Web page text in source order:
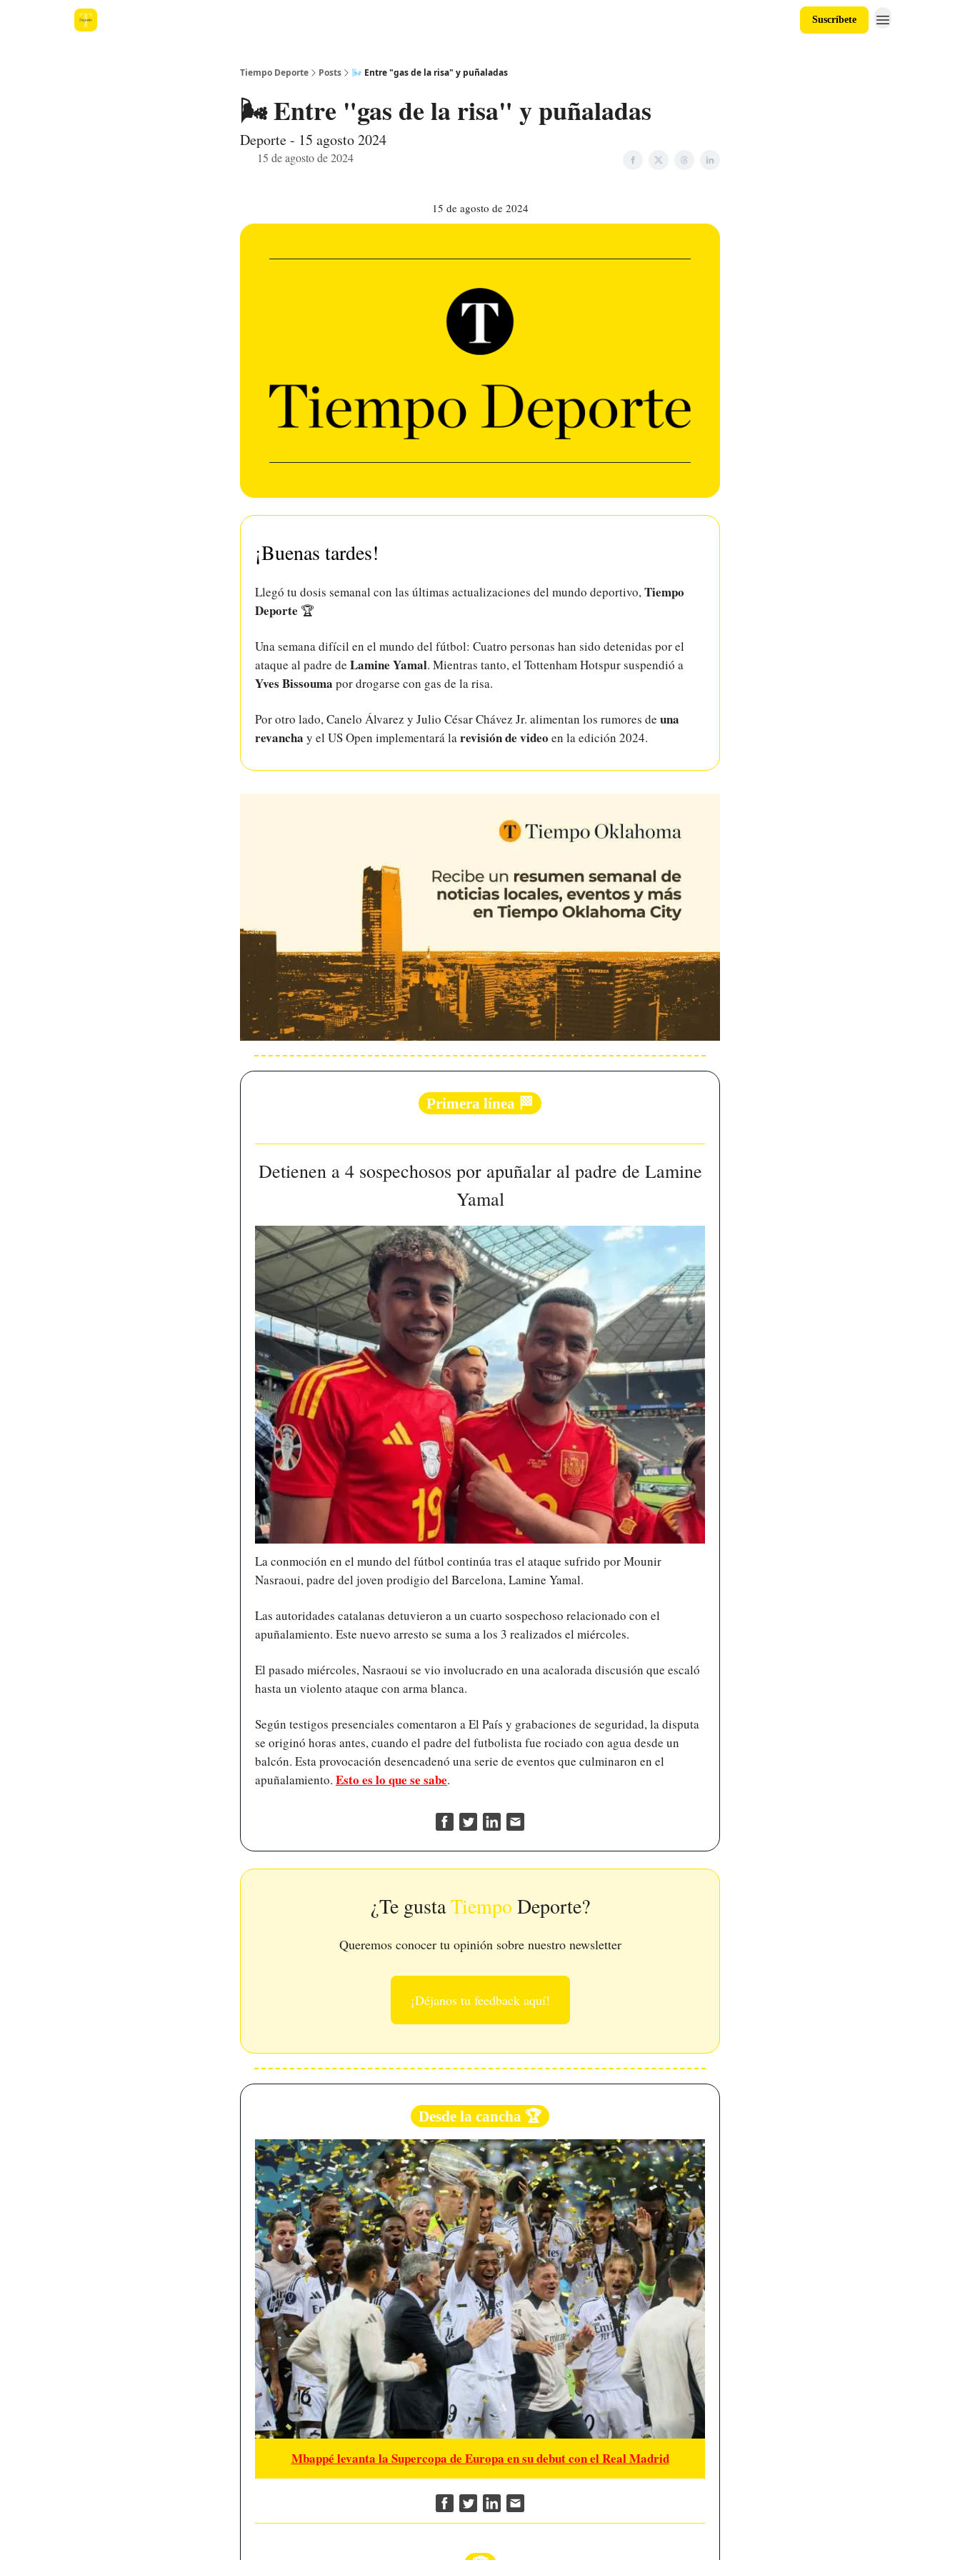
Suscríbete
Tiempo Deporte Posts 🌬️ Entre "gas de la risa" y puñaladas
🌬️ Entre "gas de la risa" y puñaladas
Deporte - 15 agosto 2024
15 de agosto de 2024
15 de agosto de 2024
¡Buenas tardes!
Llegó tu dosis semanal con las últimas actualizaciones del mundo deportivo,Tiempo
Deporte 🏆
Una semana difícil en el mundo del fútbol: Cuatro personas han sido detenidas por el
ataque al padre de Lamine Yamal. Mientras tanto, el Tottenham Hotspur suspendió a
Yves Bissouma por drogarse con gas de la risa.
Por otro lado, Canelo Álvarez y Julio César Chávez Jr. alimentan los rumores de una
revancha y el US Open implementará larevisión de video en la edición 2024.
Primera línea 🏁
Detienen a 4 sospechosos por apuñalar al padre de Lamine
Yamal
La conmoción en el mundo del fútbol continúa tras el ataque sufrido por Mounir
Nasraoui, padre del joven prodigio del Barcelona, Lamine Yamal.
Las autoridades catalanas detuvieron a un cuarto sospechoso relacionado con el
apuñalamiento. Este nuevo arresto se suma a los 3 realizados el miércoles.
El pasado miércoles, Nasraoui se vio involucrado en una acalorada discusión que escaló
hasta un violento ataque con arma blanca.
Según testigos presenciales comentaron a El País y grabaciones de seguridad, la disputa
se originó horas antes, cuando el padre del futbolista fue rociado con agua desde un
balcón. Esta provocación desencadenó una serie de eventos que culminaron en el
apuñalamiento. Esto es lo que se sabe.
¿Te gustaTiempo Deporte?
Queremos conocer tu opinión sobre nuestro newsletter
¡Déjanos tu feedback aquí!
Desde la cancha 🏆
Mbappé levanta la Supercopa de Europa en su debut con el Real Madrid